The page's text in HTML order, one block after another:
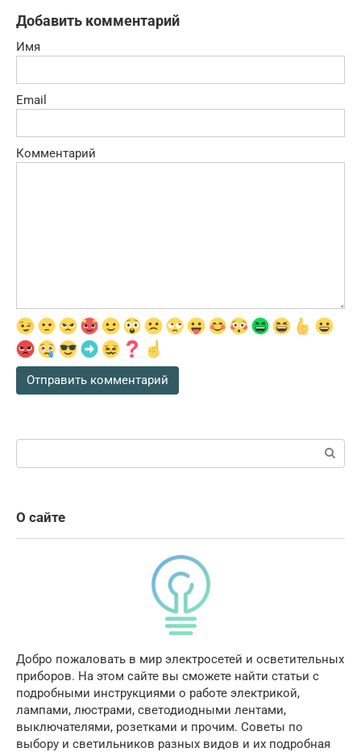
Добавить комментарий
Имя
Email
Комментарий
Поиск:
О сайте
Добро пожаловать в мир электросетей и осветительных
приборов. На этом сайте вы сможете найти статьи с
подробными инструкциями о работе электрикой,
лампами, люстрами, светодиодными лентами,
выключателями, розетками и прочим. Советы по
выбору и светильников разных видов и их подробная